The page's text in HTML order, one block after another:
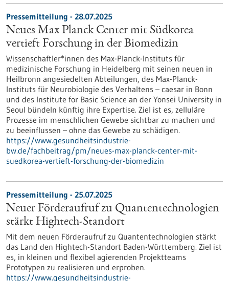
Pressemitteilung - 28.07.2025
Neues Max Planck Center mit Südkorea
vertieft Forschung in der Biomedizin
Wissenschaftler*innen des Max-Planck-Instituts für
medizinische Forschung in Heidelberg mit seinen neuen in
Heilbronn angesiedelten Abteilungen, des Max-Planck-
Instituts für Neurobiologie des Verhaltens – caesar in Bonn
und des Institute for Basic Science an der Yonsei University in
Seoul bündeln künftig ihre Expertise. Ziel ist es, zelluläre
Prozesse im menschlichen Gewebe sichtbar zu machen und
zu beeinflussen – ohne das Gewebe zu schädigen.
https://www.gesundheitsindustrie-
bw.de/fachbeitrag/pm/neues-max-planck-center-mit-
suedkorea-vertieft-forschung-der-biomedizin
Pressemitteilung - 25.07.2025
Neuer Förderaufruf zu Quantentechnologien
stärkt Hightech-Standort
Mit dem neuen Förderaufruf zu Quantentechnologien stärkt
das Land den Hightech-Standort Baden-Württemberg. Ziel ist
es, in kleinen und flexibel agierenden Projektteams
Prototypen zu realisieren und erproben.
https://www.gesundheitsindustrie-